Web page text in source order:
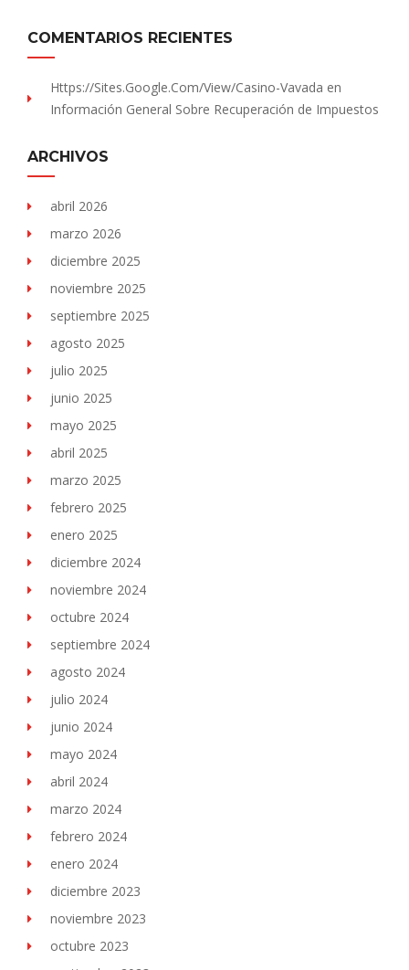
COMENTARIOS RECIENTES
Https://sites.Google.com/view/Casino-Vavada en
Información General Sobre Recuperación de Impuestos
ARCHIVOS
abril 2026
marzo 2026
diciembre 2025
noviembre 2025
septiembre 2025
agosto 2025
julio 2025
junio 2025
mayo 2025
abril 2025
marzo 2025
febrero 2025
enero 2025
diciembre 2024
noviembre 2024
octubre 2024
septiembre 2024
agosto 2024
julio 2024
junio 2024
mayo 2024
abril 2024
marzo 2024
febrero 2024
enero 2024
diciembre 2023
noviembre 2023
octubre 2023